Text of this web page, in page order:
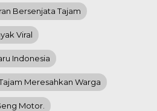
Bersenjata Tajam
Viral
Indonesia
Meresahkan Warga
Motor.